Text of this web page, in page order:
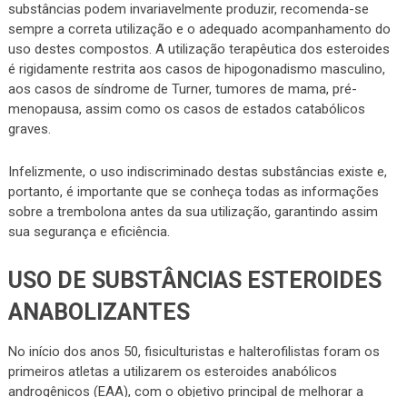
substâncias podem invariavelmente produzir, recomenda-se
sempre a correta utilização e o adequado acompanhamento do
uso destes compostos. A utilização terapêutica dos esteroides
é rigidamente restrita aos casos de hipogonadismo masculino,
aos casos de síndrome de Turner, tumores de mama, pré-
menopausa, assim como os casos de estados catabólicos
graves.
Infelizmente, o uso indiscriminado destas substâncias existe e,
portanto, é importante que se conheça todas as informações
sobre a trembolona antes da sua utilização, garantindo assim
sua segurança e eficiência.
USO DE SUBSTÂNCIAS ESTEROIDES
ANABOLIZANTES
No início dos anos 50, fisiculturistas e halterofilistas foram os
primeiros atletas a utilizarem os esteroides anabólicos
androgênicos (EAA), com o objetivo principal de melhorar a